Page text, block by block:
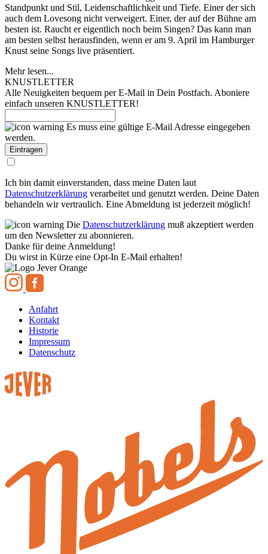
Standpunkt und Stil, Leidenschaftlichkeit und Tiefe. Einer der sich
auch dem Lovesong nicht verweigert. Einer, der auf der Bühne am
besten ist. Raucht er eigentlich noch beim Singen? Das kann man
am besten selbst herausfinden, wenn er am 9. April im Hamburger
Knust seine Songs live präsentiert.
Mehr lesen...
KNUSTLETTER
Alle Neuigkeiten bequem per E-Mail in Dein Postfach. Aboniere
einfach unseren KNUSTLETTER!
Es muss eine gültige E-Mail Adresse eingegeben
werden.
Ich bin damit einverstanden, dass meine Daten laut
Datenschutzerklärung verarbeitet und genutzt werden. Deine Daten
behandeln wir vertraulich. Eine Abmeldung ist jederzeit möglich!
Die Datenschutzerklärung muß akzeptiert werden
um den Newsletter zu abonnieren.
Danke für deine Anmeldung!
Du wirst in Kürze eine Opt-In E-Mail erhalten!
Anfahrt
Kontakt
Historie
Impressum
Datenschutz